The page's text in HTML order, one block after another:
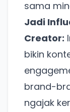
sama
Jadi
Creator:
bikin
brand-
ngajak